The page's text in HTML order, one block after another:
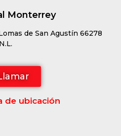
Monterrey
de San Agustín 66278
de ubicación